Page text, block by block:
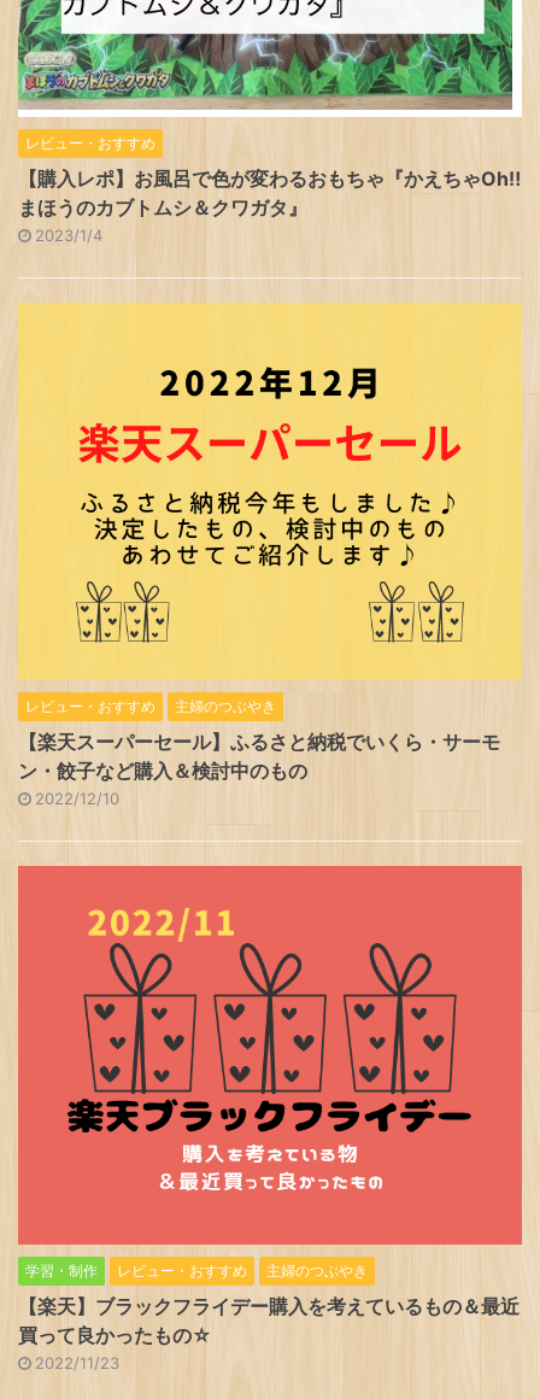
レビュー・おすすめ
【購入レポ】お風呂で色が変わるおもちゃ『かえちゃOh‼
まほうのカブトムシ＆クワガタ』
2023/1/4
レビュー・おすすめ 主婦のつぶやき
【楽天スーパーセール】ふるさと納税でいくら・サーモ
ン・餃子など購入＆検討中のもの
2022/12/10
学習・制作 レビュー・おすすめ 主婦のつぶやき
【楽天】ブラックフライデー購入を考えているもの＆最近
買って良かったもの☆
2022/11/23